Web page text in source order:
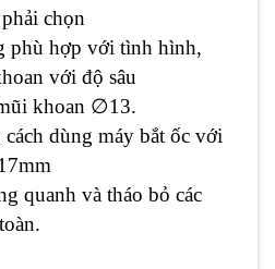
chọn
phù hợp với tình hình,
với độ sâu
khoan ∅13.
dùng máy bắt ốc với
quanh và tháo bỏ các